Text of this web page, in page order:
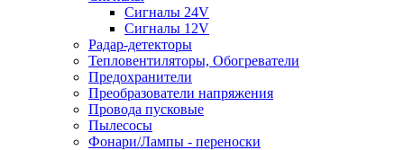
Сигналы 24V
Сигналы 12V
Радар-детекторы
Тепловентиляторы, Обогреватели
Предохранители
Преобразователи напряжения
Провода пусковые
Пылесосы
Фонари/Лампы - переноски